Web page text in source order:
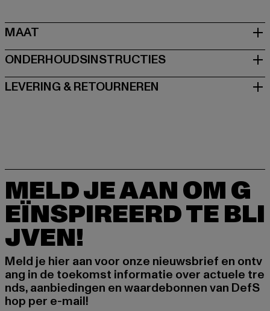
MAAT
ONDERHOUDSINSTRUCTIES
LEVERING & RETOURNEREN
MELD JE AAN OM G
EÏNSPIREERD TE BLI
JVEN!
Meld je hier aan voor onze nieuwsbrief en ontv
ang in de toekomst informatie over actuele tre
nds, aanbiedingen en waardebonnen van DefS
hop per e-mail!